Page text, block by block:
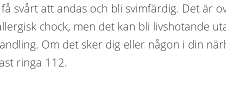
svårt att andas och bli svimfärdig. Det är
chock, men det kan bli livshotande
Om det sker dig eller någon i din
ringa 112.